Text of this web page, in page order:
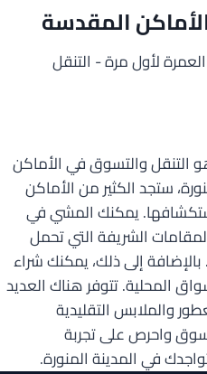
المقدسة
هو التنقل والتسوق في الأماكن
ستجد الكثير من الأماكن
يمكنك المشي في
الشريفة التي تحمل
إلى ذلك، يمكنك شراء
المحلية. تتوفر هناك العديد
والملابس التقليدية
واحرص على تجربة
في المدينة المنورة.